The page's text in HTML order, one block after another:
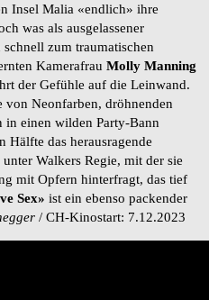
Insel Malia «endlich» ihre
was als ausgelassener
zum traumatischen
Kamerafrau Molly Manning
der Gefühle auf die Leinwand.
von Neonfarben, dröhnenden
in einen wilden Party-Bann
Hälfte das herausragende
Walkers Regie, mit der sie
mit Opfern hinterfragt, das tief
Sex» ist ein ebenso packender
/ CH-Kinostart: 7.12.2023